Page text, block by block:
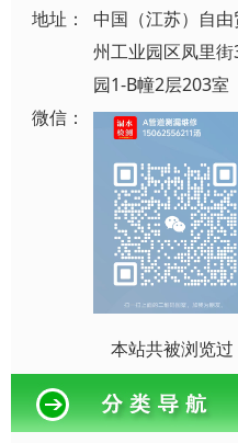
地址：
中国（江苏）自
州工业园区凤里
园1-B幢2层203室
微信：
本站共被浏览